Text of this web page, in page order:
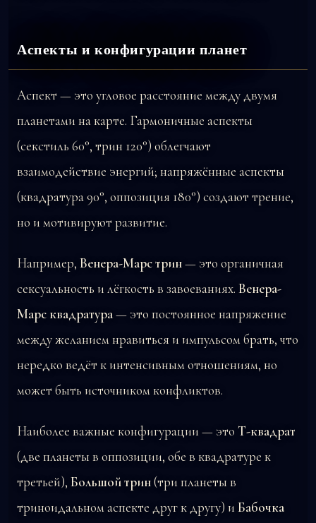
Аспекты и конфигурации планет
Аспект — это угловое расстояние между двумя
планетами на карте. Гармоничные аспекты
(секстиль 60°, трин 120°) облегчают
взаимодействие энергий; напряжённые аспекты
(квадратура 90°, оппозиция 180°) создают трение,
но и мотивируют развитие.
Например, Венера-Марс трин— это органичная
сексуальность и лёгкость в завоеваниях. Венера-
Марс квадратура— это постоянное напряжение
между желанием нравиться и импульсом брать, что
нередко ведёт к интенсивным отношениям, но
может быть источником конфликтов.
Наиболее важные конфигурации — это Т-квадрат
(две планеты в оппозиции, обе в квадратуре к
третьей), Большой трин(три планеты в
триноидальном аспекте друг к другу) и Бабочка